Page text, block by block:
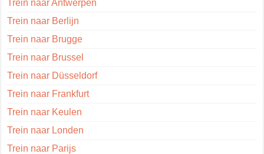
Trein naar Antwerpen
Trein naar Berlijn
Trein naar Brugge
Trein naar Brussel
Trein naar Düsseldorf
Trein naar Frankfurt
Trein naar Keulen
Trein naar Londen
Trein naar Parijs